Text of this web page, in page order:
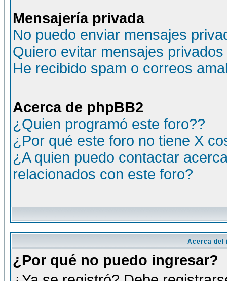
Mensajería privada
No puedo enviar mensajes
Quiero evitar mensajes
He recibido spam o correos
Acerca de phpBB2
¿Quien programó este foro??
¿Por qué este foro no tiene X
¿A quien puedo contactar
relacionados con este foro?
Acerca del
¿Por qué no puedo ingresar?